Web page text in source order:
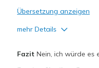
Übersetzung anzeigen
mehr Details
Fazit Nein, ich würde es